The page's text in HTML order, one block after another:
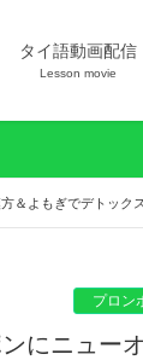
タイ語動画配信
Lesson movie
方＆よもぎでデトッ
プロン
にニュー